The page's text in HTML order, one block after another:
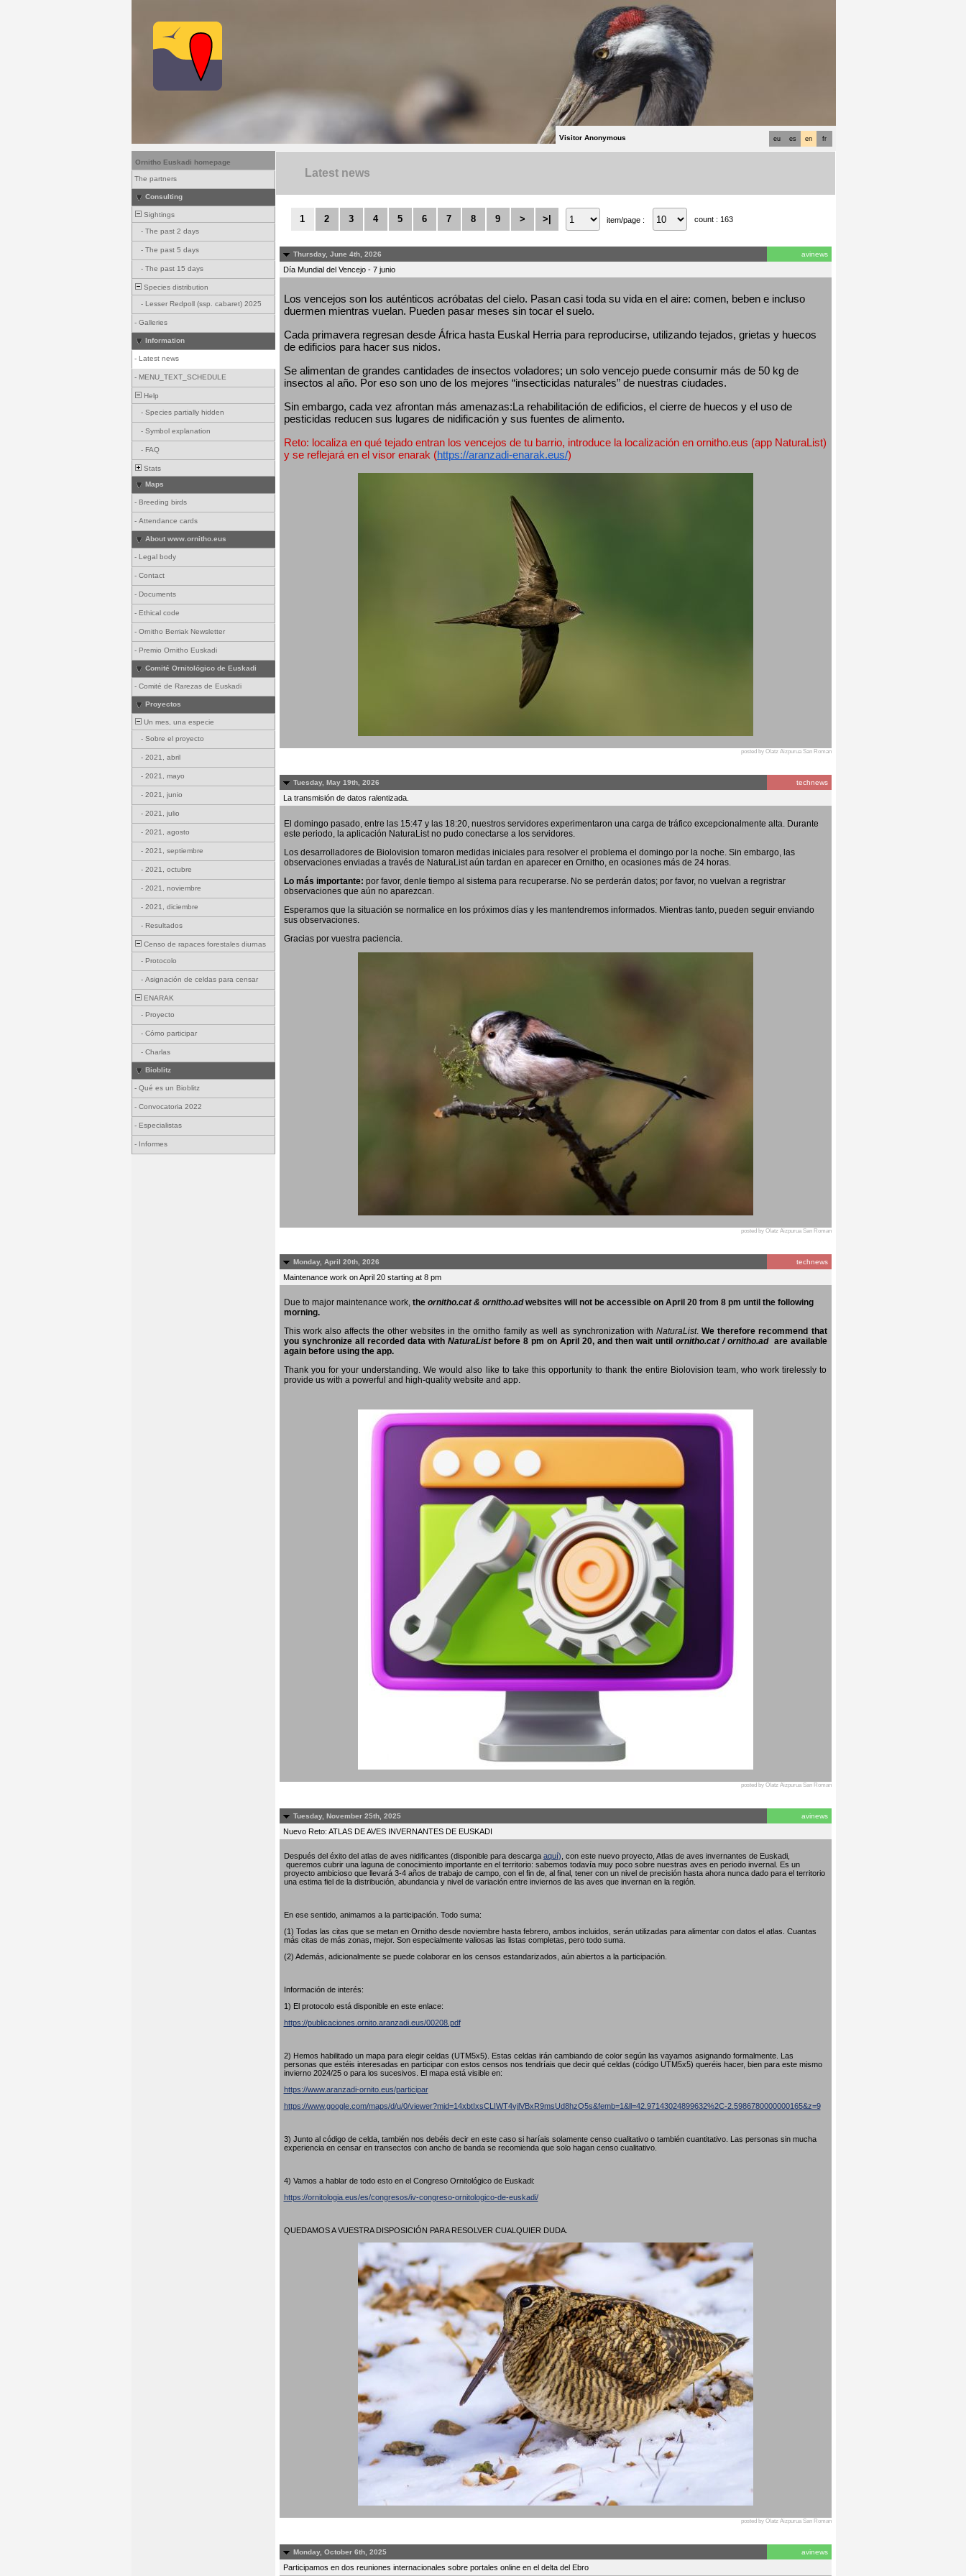
fr
en
es
eu
Visitor Anonymous
Ornitho Euskadi homepage
The partners
Consulting
Sightings
- The past 2 days
- The past 5 days
- The past 15 days
Species distribution
- Lesser Redpoll (ssp. cabaret) 2025
- Galleries
Information
- Latest news
- MENU_TEXT_SCHEDULE
Help
- Species partially hidden
- Symbol explanation
- FAQ
Stats
Maps
- Breeding birds
- Attendance cards
About www.ornitho.eus
- Legal body
- Contact
- Documents
- Ethical code
- Ornitho Berriak Newsletter
- Premio Ornitho Euskadi
Comité Ornitológico de Euskadi
- Comité de Rarezas de Euskadi
Proyectos
Un mes, una especie
- Sobre el proyecto
- 2021, abril
- 2021, mayo
- 2021, junio
- 2021, julio
- 2021, agosto
- 2021, septiembre
- 2021, octubre
- 2021, noviembre
- 2021, diciembre
- Resultados
Censo de rapaces forestales diurnas
- Protocolo
- Asignación de celdas para censar
ENARAK
- Proyecto
- Cómo participar
- Charlas
Bioblitz
- Qué es un Bioblitz
- Convocatoria 2022
- Especialistas
- Informes
Latest news
1 2 3 4 5 6 7 8 9 > >| item/page : count : 163
Thursday, June 4th, 2026 avinews
Día Mundial del Vencejo - 7 junio
Los vencejos son los auténticos acróbatas del cielo. Pasan casi toda su vida en el aire: comen, beben e incluso
duermen mientras vuelan. Pueden pasar meses sin tocar el suelo.
Cada primavera regresan desde África hasta Euskal Herria para reproducirse, utilizando tejados, grietas y huecos
de edificios para hacer sus nidos.
Se alimentan de grandes cantidades de insectos voladores; un solo vencejo puede consumir más de 50 kg de
insectos al año. Por eso son uno de los mejores “insecticidas naturales” de nuestras ciudades.
Sin embargo, cada vez afrontan más amenazas:La rehabilitación de edificios, el cierre de huecos y el uso de
pesticidas reducen sus lugares de nidificación y sus fuentes de alimento.
Reto: localiza en qué tejado entran los vencejos de tu barrio, introduce la localización en ornitho.eus (app NaturaList)
y se reflejará en el visor enarak (https://aranzadi-enarak.eus/)
posted by Olatz Aizpurua San Roman
Tuesday, May 19th, 2026 technews
La transmisión de datos ralentizada.
El domingo pasado, entre las 15:47 y las 18:20, nuestros servidores experimentaron una carga de tráfico excepcionalmente alta. Durante
este periodo, la aplicación NaturaList no pudo conectarse a los servidores.
Los desarrolladores de Biolovision tomaron medidas iniciales para resolver el problema el domingo por la noche. Sin embargo, las
observaciones enviadas a través de NaturaList aún tardan en aparecer en Ornitho, en ocasiones más de 24 horas.
Lo más importante: por favor, denle tiempo al sistema para recuperarse. No se perderán datos; por favor, no vuelvan a regristrar
observaciones que aún no aparezcan.
Esperamos que la situación se normalice en los próximos días y les mantendremos informados. Mientras tanto, pueden seguir enviando
sus observaciones.
Gracias por vuestra paciencia.
posted by Olatz Aizpurua San Roman
Monday, April 20th, 2026 technews
Maintenance work on April 20 starting at 8 pm
Due to major maintenance work, the ornitho.cat & ornitho.adwebsites will not be accessible on April 20 from 8 pm until the following
morning.
This work also affects the other websites in the ornitho family as well as synchronization withNaturaList.We therefore recommend that
you synchronize all recorded data with NaturaList before 8 pm on April 20, and then wait until ornitho.cat / ornitho.ad are available
again before using the app.
Thank you for your understanding. We would also like to take this opportunity to thank the entire Biolovision team, who work tirelessly to
provide us with a powerful and high-quality website and app.
posted by Olatz Aizpurua San Roman
Tuesday, November 25th, 2025 avinews
Nuevo Reto: ATLAS DE AVES INVERNANTES DE EUSKADI
Después del éxito del atlas de aves nidificantes (disponible para descarga aquí) , con este nuevo proyecto, Atlas de aves invernantes de Euskadi,
queremos cubrir una laguna de conocimiento importante en el territorio: sabemos todavía muy poco sobre nuestras aves en periodo invernal. Es un
proyecto ambicioso que llevará 3-4 años de trabajo de campo, con el fin de, al final, tener con un nivel de precisión hasta ahora nunca dado para el territorio
una estima fiel de la distribución, abundancia y nivel de variación entre inviernos de las aves que invernan en la región.
En ese sentido, animamos a la participación. Todo suma:
(1) Todas las citas que se metan en Ornitho desde noviembre hasta febrero, ambos incluidos, serán utilizadas para alimentar con datos el atlas. Cuantas
más citas de más zonas, mejor. Son especialmente valiosas las listas completas, pero todo suma.
(2) Además, adicionalmente se puede colaborar en los censos estandarizados, aún abiertos a la participación.
Información de interés:
1) El protocolo está disponible en este enlace:
https://publicaciones.ornito.aranzadi.eus/00208.pdf
2) Hemos habilitado un mapa para elegir celdas (UTM5x5). Estas celdas irán cambiando de color según las vayamos asignando formalmente. Las
personas que estéis interesadas en participar con estos censos nos tendríais que decir qué celdas (código UTM5x5) queréis hacer, bien para este mismo
invierno 2024/25 o para los sucesivos. El mapa está visible en:
https://www.aranzadi-ornito.eus/participar
https://www.google.com/maps/d/u/0/viewer?mid=14xbtIxsCLIWT4vjlVBxR9msUd8hzO5s&femb=1&ll=42.97143024899632%2C-2.5986780000000165&z=9
3) Junto al código de celda, también nos debéis decir en este caso si haríais solamente censo cualitativo o también cuantitativo. Las personas sin mucha
experiencia en censar en transectos con ancho de banda se recomienda que solo hagan censo cualitativo.
4) Vamos a hablar de todo esto en el Congreso Ornitológico de Euskadi:
https://ornitologia.eus/es/congresos/iv-congreso-ornitologico-de-euskadi/
QUEDAMOS A VUESTRA DISPOSICIÓN PARA RESOLVER CUALQUIER DUDA.
posted by Olatz Aizpurua San Roman
Monday, October 6th, 2025 avinews
Participamos en dos reuniones internacionales sobre portales online en el delta del Ebro